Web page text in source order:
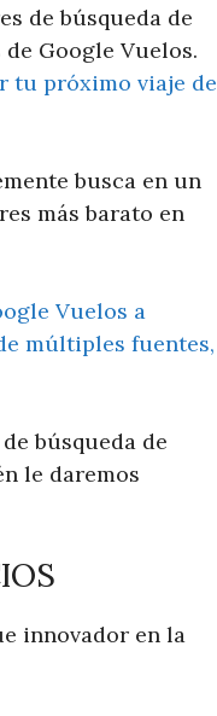
de búsqueda de
Google Vuelos.
tu próximo viaje de
busca en un
más barato en
Vuelos a
múltiples fuentes,
búsqueda de
le daremos
innovador en la